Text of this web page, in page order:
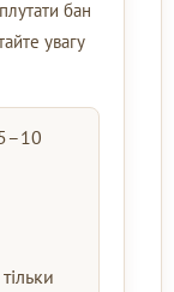
бан
увагу